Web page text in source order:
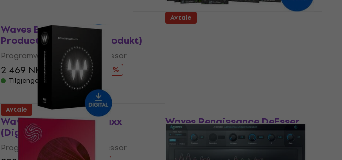
Waves Broadcast &
Production (Digitalt produkt)
Programvare-plugin FX-prosessor
2 469 NKr 3 499 NKr
- 29 %
Tilgjengelig for nedlasting
Waves Renaissance Maxx
(Digitalt produkt)
Programvare-plugin FX-prosessor
Avtale
Waves Renaissance DeEsser
(Digitalt produkt)
Programvare-plugin FX-prosessor
Avtale